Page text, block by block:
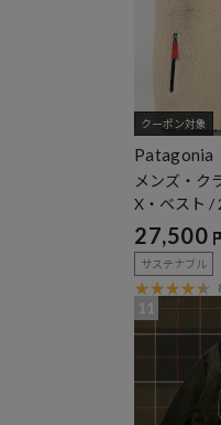
クーポン対象
Patagonia
メンズ・ク
X・ベスト /
27,500
サステナブル
11